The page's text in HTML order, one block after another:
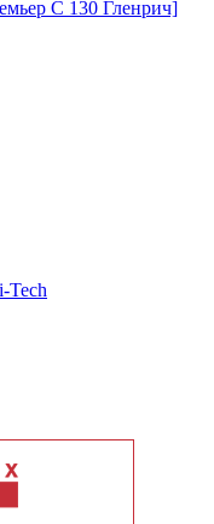
С 130 Гленрич]
Tech